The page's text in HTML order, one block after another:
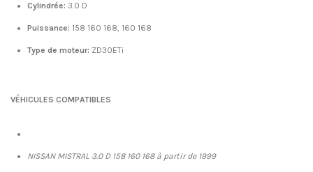
Cylindrée: 3.0 D
Puissance: 158 160 168, 160 168
Type de moteur: ZD30ETi
VÉHICULES COMPATIBLES
NISSAN MISTRAL 3.0 D 158 160 168 à partir de 1999